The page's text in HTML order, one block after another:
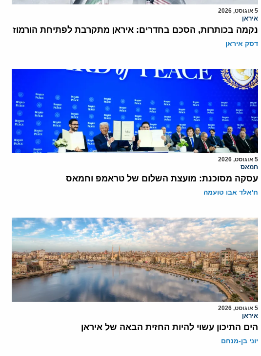
5 אוגוסט, 2026
איראן
נקמה בכותרות, הסכם בחדרים: איראן מתקרבת לפתיחת הורמוז
דסק איראן
5 אוגוסט, 2026
חמאס
עסקה מסוכנת: מועצת השלום של טראמפ וחמאס
ח'אלד אבו טועמה
5 אוגוסט, 2026
איראן
הים התיכון עשוי להיות החזית הבאה של איראן
יוני בן-מנחם